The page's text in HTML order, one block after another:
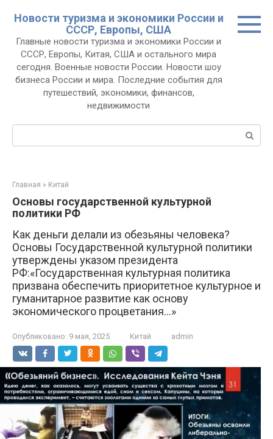
Новости туризма и экономики России и
СССР, Европы, США
Главные новости туризма и экономики России и
СССР, Европы, Китая, США и остального мира
сегодня. Военные новости России. Новости шоу
бизнеса России и мира. Последние события для
путешествий, экономики, финансов,
недвижимости
Поиск:
Главная » Китай
Основы государственной культурной
политики РФ
Как деньги делали из обезьяны человека?
Основы Государственной культурной политики
утверждены указом президента
РФ:«Государственная культурная политика
призвана обеспечить приоритетное культурное и
гуманитарное развитие как основу
экономического процветания…»
Опубликовано: 9 мая, 2025 Китай admin